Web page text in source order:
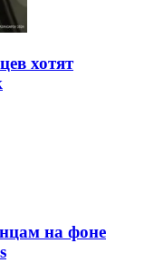
хотят
на фоне